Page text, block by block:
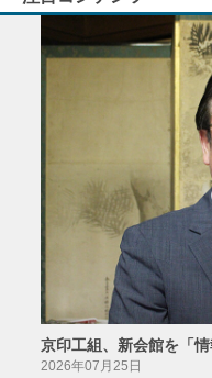
京印工組、新会館を「
2026年07月25日